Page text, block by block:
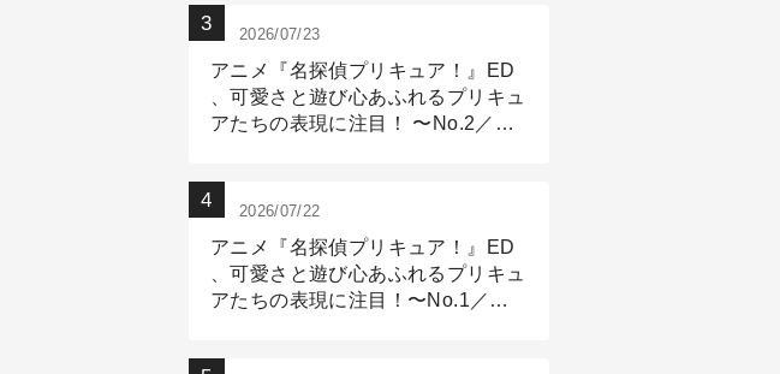
2026/07/23
アニメ『名探偵プリキュア！』ED
、可愛さと遊び心あふれるプリキュ
アたちの表現に注目！ 〜No.2／モ
2026/07/22
アニメ『名探偵プリキュア！』ED
、可愛さと遊び心あふれるプリキュ
アたちの表現に注目！〜No.1／演